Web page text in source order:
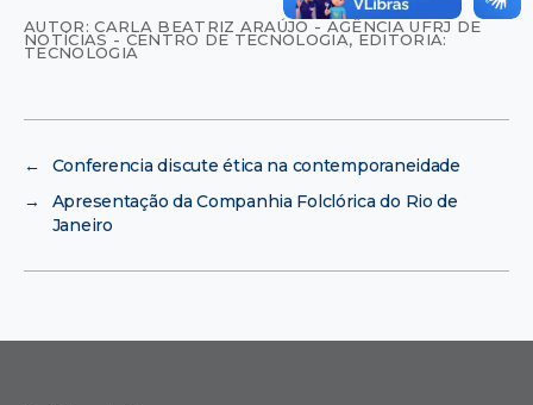
AUTOR: CARLA BEATRIZ ARAÚJO - AGÊNCIA UFRJ DE
NOTÍCIAS - CENTRO DE TECNOLOGIA, EDITORIA:
TECNOLOGIA
←
Conferencia discute ética na contemporaneidade
→
Apresentação da Companhia Folclórica do Rio de
Janeiro